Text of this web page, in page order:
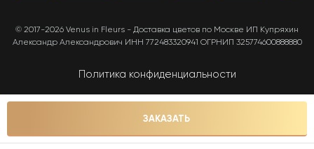
ЗАКАЗАТЬ
© 2017-2026 Venus in Fleurs - Доставка цветов по Москве ИП Купряхин
Александр Александрович ИНН 772483320941 ОГРНИП 325774600888880
Политика конфиденциальности
Карта сайта